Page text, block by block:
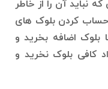
نباید آن را از خاطر
کردن بلوک های
بلوک اضافه بخرید و
کافی بلوک نخرید و